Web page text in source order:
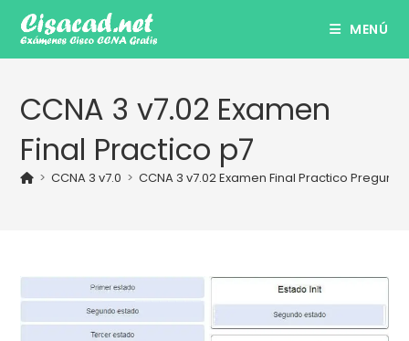
contenido
MENÚ
CCNA 3 v7.02 Examen
Final Practico p7
> CCNA 3 v7.0 > CCNA 3 v7.02 Examen Final Practico